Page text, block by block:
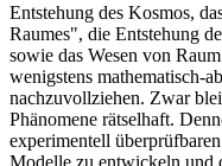
Entstehung des Kosmos,
Raumes", die Entstehung
sowie das Wesen von
wenigstens mathematisch-
nachzuvollziehen. Zwar
Phänomene rätselhaft.
experimentell
Modelle zu entwickeln und